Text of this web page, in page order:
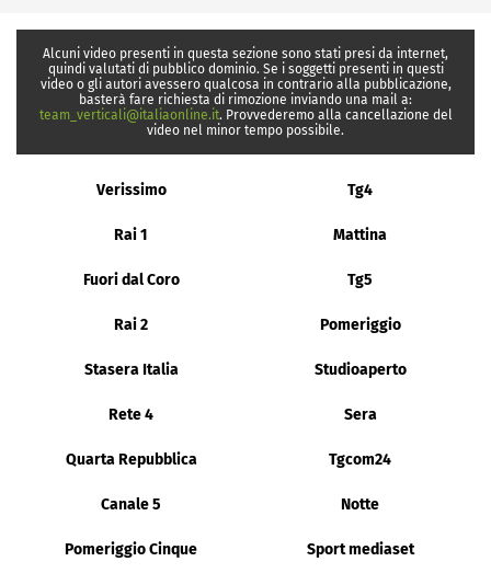
Alcuni video presenti in questa sezione sono stati presi da internet,
quindi valutati di pubblico dominio. Se i soggetti presenti in questi
video o gli autori avessero qualcosa in contrario alla pubblicazione,
basterà fare richiesta di rimozione inviando una mail a:
team_verticali@italiaonline.it. Provvederemo alla cancellazione del
video nel minor tempo possibile.
Verissimo Tg4
Rai 1 Mattina
Fuori dal Coro Tg5
Rai 2 Pomeriggio
Stasera Italia Studioaperto
Rete 4 Sera
Quarta Repubblica Tgcom24
Canale 5 Notte
Pomeriggio Cinque Sport mediaset